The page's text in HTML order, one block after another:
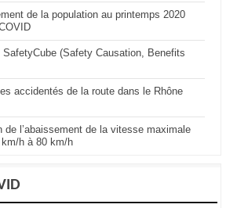
de la population au printemps 2020
SafetyCube (Safety Causation, Benefits
accidentés de la route dans le Rhône
de l’abaissement de la vitesse maximale
h à 80 km/h